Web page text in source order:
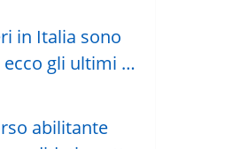
in Italia sono
ecco gli ultimi …